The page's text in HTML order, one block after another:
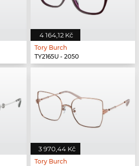
4 164,12 Kč
Tory Burch
TY2165U - 2050
3 970,44 Kč
Tory Burch